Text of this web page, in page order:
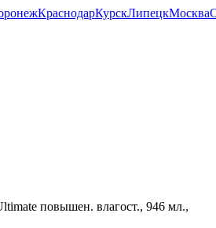
КраснодарКурскЛипецкМосква
повышен. влагост., 946 мл.,